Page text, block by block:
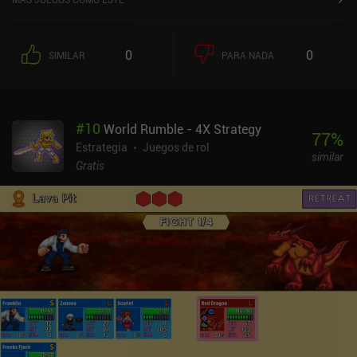
SIMILAR 0 PARA NADA 0
#10 World Rumble - 4X Strategy
Estrategia
Juegos de rol
Gratis
77%
similar